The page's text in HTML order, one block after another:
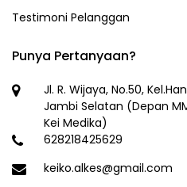
Testimoni Pelanggan
Punya Pertanyaan?
Jl. R. Wijaya, No.50,
Jambi Selatan (Depan
Kei Medika)
628218425629
keiko.alkes@gmail.com